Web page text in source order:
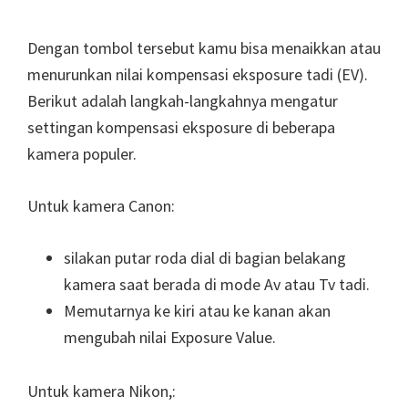
Dengan tombol tersebut kamu bisa menaikkan atau
menurunkan nilai kompensasi eksposure tadi (EV).
Berikut adalah langkah-langkahnya mengatur
settingan kompensasi eksposure di beberapa
kamera populer.
Untuk kamera Canon:
silakan putar roda dial di bagian belakang
kamera saat berada di mode Av atau Tv tadi.
Memutarnya ke kiri atau ke kanan akan
mengubah nilai Exposure Value.
Untuk kamera Nikon,: